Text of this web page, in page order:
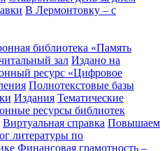
В Лермонтовку – с
библиотека «Память
зал Издано на
ресурс «Цифровое
Полнотекстовые базы
Издания Тематические
ресурсы библиотек
Виртуальная справка Повышаем
литературы по
Финансовая грамотность –